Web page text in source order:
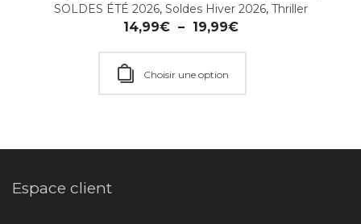
SOLDES ÉTÉ 2026, Soldes Hiver 2026, Thriller
14,99€ – 19,99€
Choisir une option
Espace client